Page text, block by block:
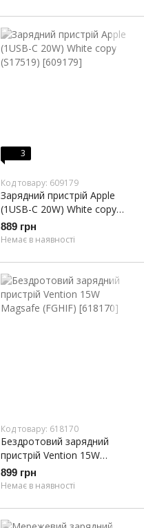
3
Код товару: 609179
Зарядний пристрій Apple
(1USB-C 20W) White copy
(S17519)
889 грн
Немає в наявності
Код товару: 618170
Бездротовий зарядний
пристрій Vention 15W
Magsafe (FGHIF)
899 грн
Немає в наявності